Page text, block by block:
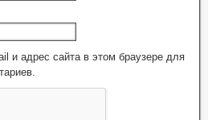
и адрес сайта в этом браузере для